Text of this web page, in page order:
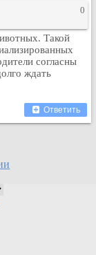
0
Такой
согласны
ждать
Ответить